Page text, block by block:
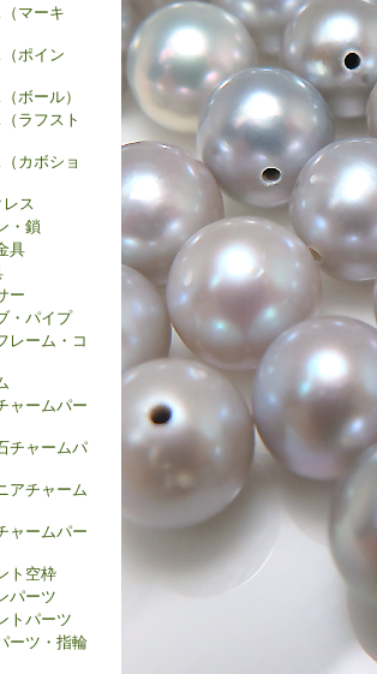
マーキ
ポイン
ボール）
ラフスト
カボショ
ス
・鎖
具
ー
・パイプ
レーム・コ
ャームパー
チャームパ
アチャーム
ャームパー
ト空枠
パーツ
トパーツ
ーツ・指輪